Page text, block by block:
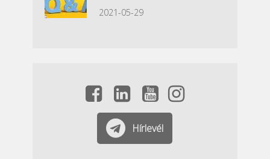
2021-05-29
Hírlevél